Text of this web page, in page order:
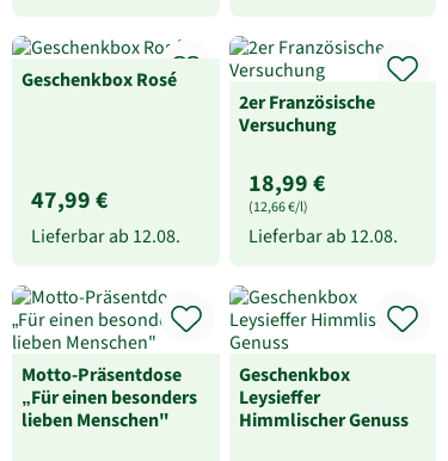
Geschenkbox Rosé
47,99 €
Lieferbar ab 12.08.
2er Französische
Versuchung
18,99 €
(12,66 €/l)
Lieferbar ab 12.08.
Motto-Präsentdose
„Für einen besonders
lieben Menschen"
Geschenkbox
Leysieffer
Himmlischer Genuss